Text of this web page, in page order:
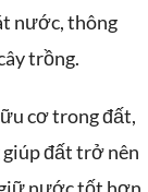
nước, thông
trồng.
cơ trong đất,
đất trở nên